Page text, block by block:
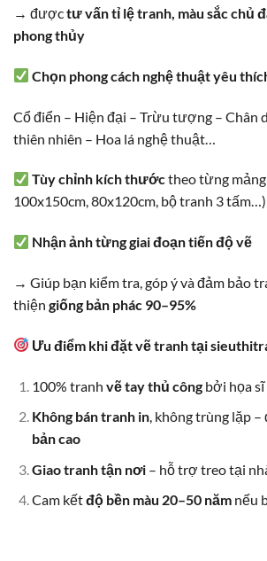
→ đượctư vấn tỉ lệ tranh, màu sắc chủ
phong thủy
Chọn phong cách nghệ thuật yêu
Cổ điển – Hiện đại – Trừu tượng – Chân
thiên nhiên – Hoa lá nghệ thuật…
Tùy chỉnh kích thướctheo từng
100x150cm, 80x120cm, bộ tranh 3 tấm…)
Nhận ảnh từng giai đoạn tiến độ vẽ
→ Giúp bạn kiểm tra, góp ý và đảm bảo
thiện giống bản phác 90–95%
Ưu điểm khi đặt vẽ tranh tại
100% tranh vẽ tay thủ côngbởi họa sĩ
Không bán tranh in, không trùng lặp –
bản cao
Giao tranh tận nơi– hỗ trợ treo tại
Cam kếtđộ bền màu 20–50 nămnếu